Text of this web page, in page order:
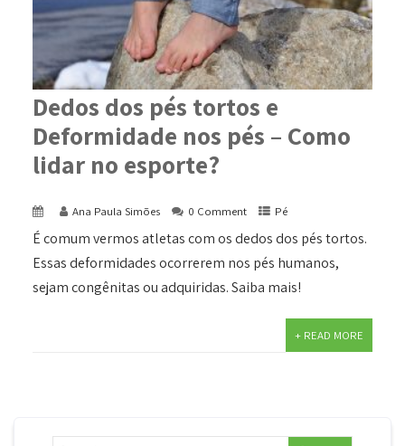
Dedos dos pés tortos e
Deformidade nos pés – Como
lidar no esporte?
Ana Paula Simões 0 Comment Pé
É comum vermos atletas com os dedos dos pés tortos.
Essas deformidades ocorrerem nos pés humanos,
sejam congênitas ou adquiridas. Saiba mais!
+ READ MORE